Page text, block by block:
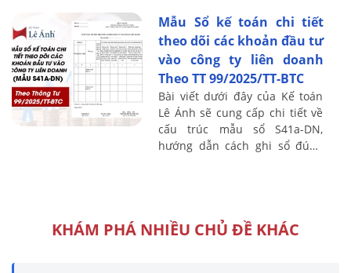
Mẫu Sổ kế toán chi tiết
theo dõi các khoản đầu tư
vào công ty liên doanh
Theo TT 99/2025/TT-BTC
Bài viết dưới đây của Kế toán
Lê Ánh sẽ cung cấp chi tiết về
cấu trúc mẫu sổ S41a-DN,
hướng dẫn cách ghi sổ đúng
KHÁM PHÁ NHIỀU CHỦ ĐỀ KHÁC